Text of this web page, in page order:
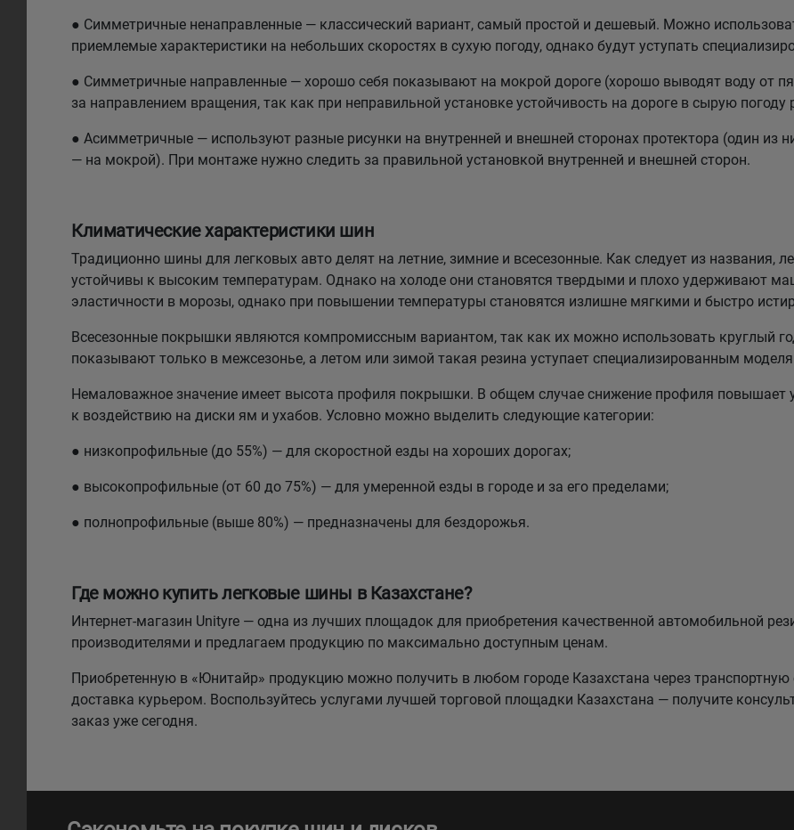
● Симметричные ненаправленные — классический вариант, самый простой и дешевый. Можно
приемлемые характеристики на небольших скоростях в сухую погоду, однако будут уступать
● Симметричные направленные — хорошо себя показывают на мокрой дороге (хорошо выводят воду от
за направлением вращения, так как при неправильной установке устойчивость на дороге в сырую погоду
● Асимметричные — используют разные рисунки на внутренней и внешней сторонах протектора (один из
— на мокрой). При монтаже нужно следить за правильной установкой внутренней и внешней сторон.
Климатические характеристики шин
Традиционно шины для легковых авто делят на летние, зимние и всесезонные. Как следует из названия,
устойчивы к высоким температурам. Однако на холоде они становятся твердыми и плохо удерживают
эластичности в морозы, однако при повышении температуры становятся излишне мягкими и быстро
Всесезонные покрышки являются компромиссным вариантом, так как их можно использовать круглый
показывают только в межсезонье, а летом или зимой такая резина уступает специализированным
Немаловажное значение имеет высота профиля покрышки. В общем случае снижение профиля повышает
к воздействию на диски ям и ухабов. Условно можно выделить следующие категории:
● низкопрофильные (до 55%) — для скоростной езды на хороших дорогах;
● высокопрофильные (от 60 до 75%) — для умеренной езды в городе и за его пределами;
● полнопрофильные (выше 80%) — предназначены для бездорожья.
Где можно купить легковые шины в Казахстане?
Интернет-магазин Unityre — одна из лучших площадок для приобретения качественной автомобильной
производителями и предлагаем продукцию по максимально доступным ценам.
Приобретенную в «Юнитайр» продукцию можно получить в любом городе Казахстана через
доставка курьером. Воспользуйтесь услугами лучшей торговой площадки Казахстана — получите
заказ уже сегодня.